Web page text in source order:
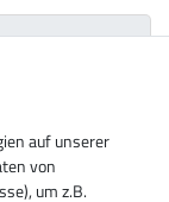
auf unserer
von
um z.B.